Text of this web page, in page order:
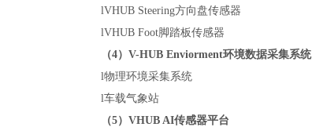
lVHUB Steering方向盘传感器
lVHUB Foot脚踏板传感器
（4）V-HUB Enviorment环境数据采集系统
l物理环境采集系统
l车载气象站
（5）VHUB AI传感器平台